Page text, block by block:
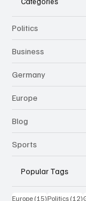
Politics
Business
Germany
Europe
Blog
Sports
Popular Tags
Europe (15)15 Beiträge
Politics (12)